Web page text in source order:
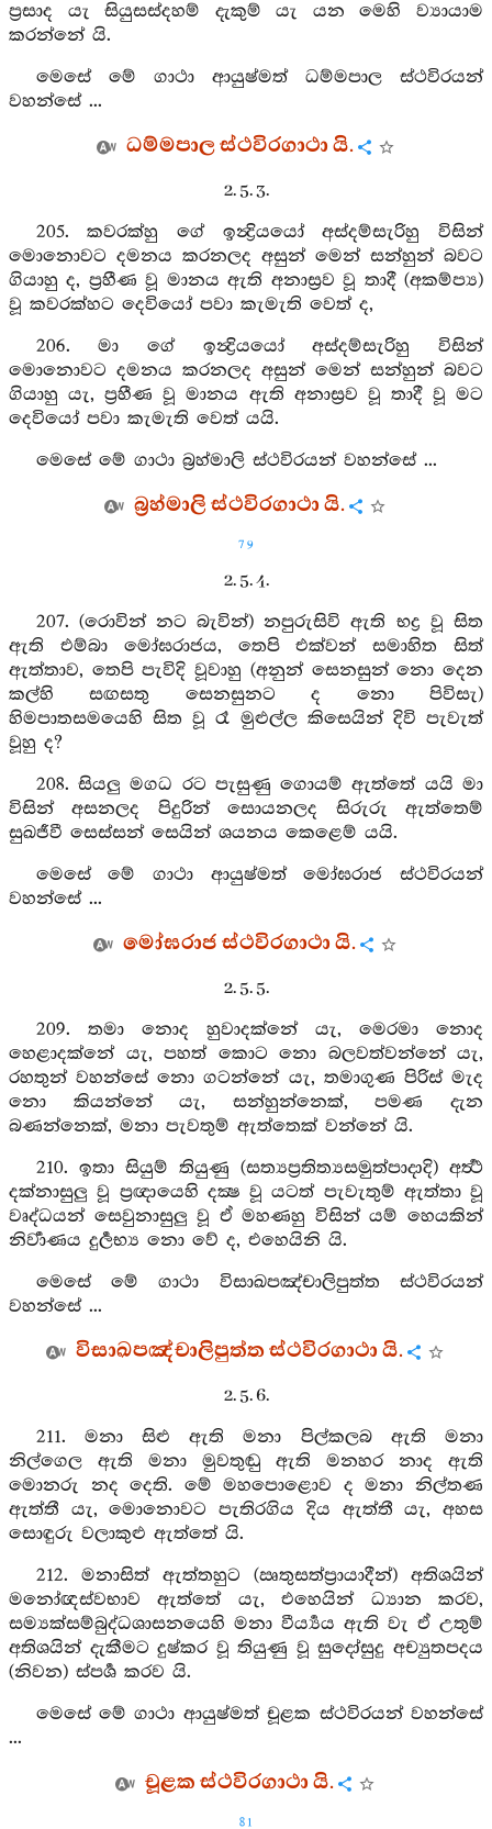
ප්‍රසාද යැ සියුසස්දහම් දැකුම් යැ යන මෙහි ව්‍යායාම
කරන්නේ යි.
මෙසේ මේ ගාථා ආයුෂ්මත් ධම්මපාල ස්ථවිරයන්
වහන්සේ ...
ධම්මපාල ස්ථවිරගාථා යි.
2. 5. 3.
205. කවරක්හු ගේ ඉන්‍ද්‍රියයෝ අස්දම්සැරිහු විසින්
මොනොවට දමනය කරනලද අසුන් මෙන් සන්හුන් බවට
ගියාහු ද, ප්‍රහීණ වූ මානය ඇති අනාස්‍රව වූ තාදී (අකම්ප්‍ය)
වූ කවරක්හට දෙවියෝ පවා කැමැති වෙත් ද,
206. මා ගේ ඉන්‍ද්‍රියයෝ අස්දම්සැරිහු විසින්
මොනොවට දමනය කරනලද අසුන් මෙන් සන්හුන් බවට
ගියාහු යැ, ප්‍රහීණ වූ මානය ඇති අනාස්‍රව වූ තාදී වූ මට
දෙවියෝ පවා කැමැති වෙත් යයි.
මෙසේ මේ ගාථා බ්‍රහ්මාලි ස්ථවිරයන් වහන්සේ ...
බ්‍රහ්මාලි ස්ථවිරගාථා යි.
79
2. 5. 4.
207. (රොවින් නට බැවින්) නපුරුසිවි ඇති භද්‍ර වූ සිත
ඇති එම්බා මෝඝරාජය, තෙපි එක්වන් සමාහිත සිත්
ඇත්තාව, තෙපි පැවිදි වූවාහු (අනුන් සෙනසුන් නො දෙන
කල්හි සඟසතු සෙනසුනට ද නො පිවිසැ)
හිමපාතසමයෙහි සිත වූ රෑ මුළුල්ල කිසෙයින් දිවි පැවැත්
වූහු ද?
208. සියලු මගධ රට පැසුණු ගොයම් ඇත්තේ යයි මා
විසින් අසනලද පිදුරින් සොයනලද සිරුරු ඇත්තෙම්
සුඛජීවී සෙස්සන් සෙයින් ශයනය කෙළෙම් යයි.
මෙසේ මේ ගාථා ආයුෂ්මත් මෝඝරාජ ස්ථවිරයන්
වහන්සේ ...
මෝඝරාජ ස්ථවිරගාථා යි.
2. 5. 5.
209. තමා නොද හුවාදක්නේ යැ, මෙරමා නොද
හෙළාදක්නේ යැ, පහත් කොට නො බලවත්වන්නේ යැ,
රහතුන් වහන්සේ නො ගටන්නේ යැ, තමාගුණ පිරිස් මැද
නො කියන්නේ යැ, සන්හුන්නෙක්, පමණ දැන
බණන්නෙක්, මනා පැවතුම් ඇත්තෙක් වන්නේ යි.
210. ඉතා සියුම් තියුණු (සත්‍යප්‍රතිත්‍යසමුත්පාදාදි) අර්‍ත්‍ථ
දක්නාසුලු වූ ප්‍රඥායෙහි දක්‍ෂ වූ යටත් පැවැතුම් ඇත්තා වූ
වෘද්ධයන් සෙවුනාසුලු වූ ඒ මහණහු විසින් යම් හෙයකින්
නිර්‍වාණය දුර්‍ලභ්‍ය නො වේ ද, එහෙයිනි යි.
මෙසේ මේ ගාථා විසාඛපඤ්චාලිපුත්ත ස්ථවිරයන්
වහන්සේ ...
විසාඛපඤ්චාලිපුත්ත ස්ථවිරගාථා යි.
2. 5. 6.
211. මනා සිළු ඇති මනා පිල්කලබ ඇති මනා
නිල්ගෙල ඇති මනා මුවතුඬු ඇති මනහර නාද ඇති
මොනරු නද දෙති. මේ මහපොළොව ද මනා නිල්තණ
ඇත්තී යැ, මොනොවට පැතිරගිය දිය ඇත්තී යැ, අහස
සොඳුරු වලාකුළු ඇත්තේ යි.
212. මනාසිත් ඇත්තහුට (ඍතුසත්ප්‍රායාදීන්) අතිශයින්
මනෝඥස්වභාව ඇත්තේ යැ, එහෙයින් ධ්‍යාන කරව,
සම්‍යක්සම්බුද්ධශාසනයෙහි මනා වීර්‍ය්‍යය ඇති වැ ඒ උතුම්
අතිශයින් දැකීමට දුෂ්කර වූ තියුණු වූ සුදෝසුදු අච්‍යුතපදය
(නිවන) ස්පර්‍ශ කරව යි.
මෙසේ මේ ගාථා ආයුෂ්මත් චූළක ස්ථවිරයන් වහන්සේ
...
චූළක ස්ථවිරගාථා යි.
81